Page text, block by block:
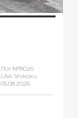
Лот №8026
LAA Shikoku
05.08.2026